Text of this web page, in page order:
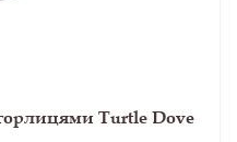
Turtle Dove